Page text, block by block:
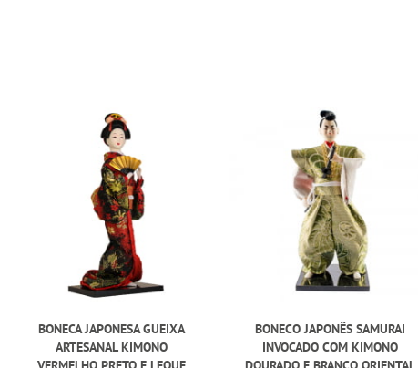
BONECA JAPONESA GUEIXA
ARTESANAL KIMONO
BONECO JAPONÊS SAMURAI
INVOCADO COM KIMONO